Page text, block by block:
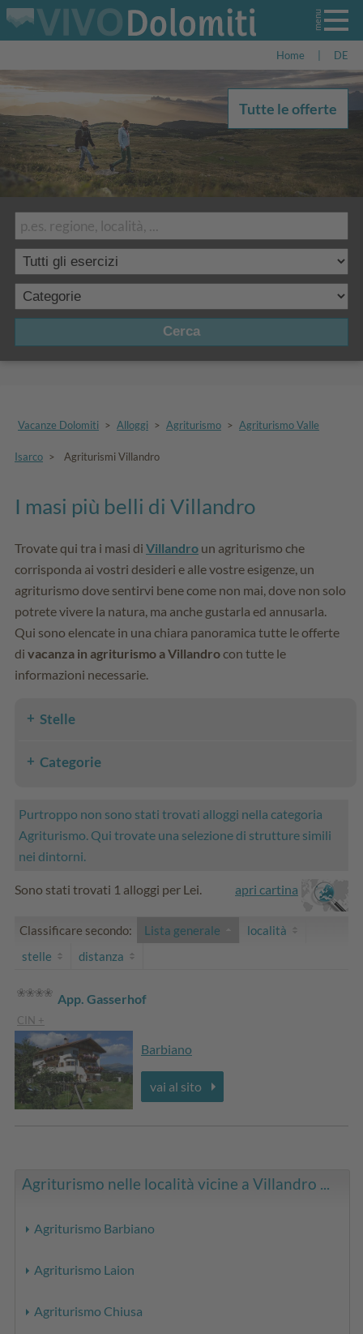
Home DE
Cerca
Tutte le offerte
Vacanze Dolomiti > Alloggi > Agriturismo > Agriturismo Valle
Isarco > Agriturismi Villandro
I masi più belli di Villandro
Trovate qui tra i masi di Villandro un agriturismo che
corrisponda ai vostri desideri e alle vostre esigenze, un
agriturismo dove sentirvi bene come non mai, dove non solo
potrete vivere la natura, ma anche gustarla ed annusarla.
Qui sono elencate in una chiara panoramica tutte le offerte
di vacanza in agriturismo a Villandrocon tutte le
informazioni necessarie.
Stelle
Categorie
Purtroppo non sono stati trovati alloggi nella categoria
Agriturismo. Qui trovate una selezione di strutture simili
nei dintorni.
apri cartina
Sono stati trovati 1 alloggi per Lei.
Classificare secondo: Lista generale
località
stelle
distanza
App. Gasserhof
CIN +
Barbiano
vai al sito
Agriturismo nelle località vicine a Villandro ...
Agriturismo Barbiano
Agriturismo Laion
Agriturismo Chiusa